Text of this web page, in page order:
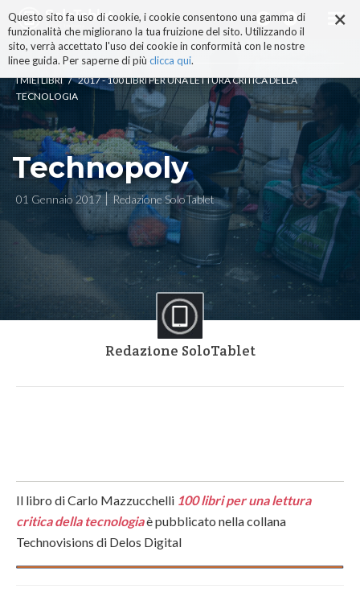
×
Questo sito fa uso di cookie, i cookie consentono una gamma di
funzionalità che migliorano la tua fruizione del sito. Utilizzando il
sito, verrà accettato l'uso dei cookie in conformità con le nostre
linee guida. Per saperne di più clicca qui.
ai
contenuti.
|
alla
navigazione
I MIEI LIBRI / 2017 - 100 LIBRI PER UNA LETTURA CRITICA DELLA
TECNOLOGIA
Technopoly
01 Gennaio 2017 Redazione SoloTablet
Redazione SoloTablet
Il libro di Carlo Mazzucchelli 100 libri per una lettura
critica della tecnologiaè pubblicato nella collana
Technovisions di Delos Digital